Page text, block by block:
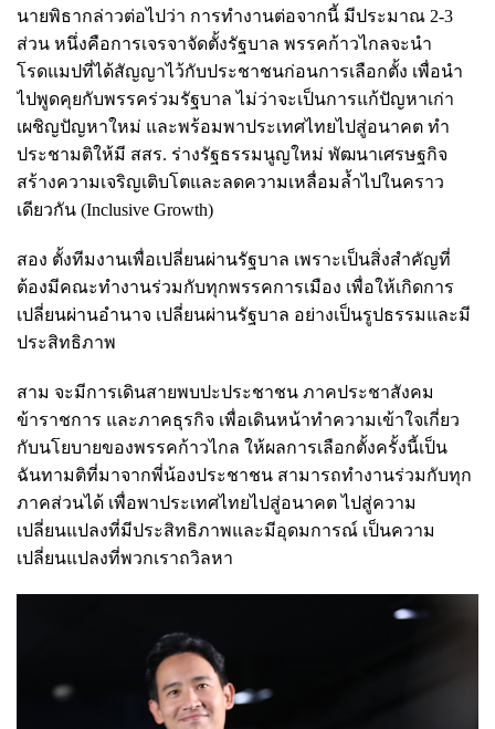
นายพิธากล่าวต่อไปว่า การทำงานต่อจากนี้ มีประมาณ 2-3
ส่วน หนึ่งคือการเจรจาจัดตั้งรัฐบาล พรรคก้าวไกลจะนำ
โรดแมปที่ได้สัญญาไว้กับประชาชนก่อนการเลือกตั้ง เพื่อนำ
ไปพูดคุยกับพรรคร่วมรัฐบาล ไม่ว่าจะเป็นการแก้ปัญหาเก่า
เผชิญปัญหาใหม่ และพร้อมพาประเทศไทยไปสู่อนาคต ทำ
ประชามติให้มี สสร. ร่างรัฐธรรมนูญใหม่ พัฒนาเศรษฐกิจ
สร้างความเจริญเติบโตและลดความเหลื่อมล้ำไปในคราว
เดียวกัน (Inclusive Growth)
สอง ตั้งทีมงานเพื่อเปลี่ยนผ่านรัฐบาล เพราะเป็นสิ่งสำคัญที่
ต้องมีคณะทำงานร่วมกับทุกพรรคการเมือง เพื่อให้เกิดการ
เปลี่ยนผ่านอำนาจ เปลี่ยนผ่านรัฐบาล อย่างเป็นรูปธรรมและมี
ประสิทธิภาพ
สาม จะมีการเดินสายพบปะประชาชน ภาคประชาสังคม
ข้าราชการ และภาคธุรกิจ เพื่อเดินหน้าทำความเข้าใจเกี่ยว
กับนโยบายของพรรคก้าวไกล ให้ผลการเลือกตั้งครั้งนี้เป็น
ฉันทามติที่มาจากพี่น้องประชาชน สามารถทำงานร่วมกับทุก
ภาคส่วนได้ เพื่อพาประเทศไทยไปสู่อนาคต ไปสู่ความ
เปลี่ยนแปลงที่มีประสิทธิภาพและมีอุดมการณ์ เป็นความ
เปลี่ยนแปลงที่พวกเราถวิลหา